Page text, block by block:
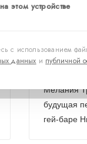
этом устройстве
с использованием
данных и публичной
Мелания
будущая
гей-баре